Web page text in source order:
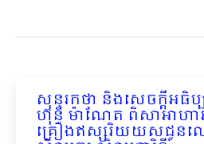
សុន្ទរកថា និងសេចក្ដីអធិ
ហ៊ុន ម៉ាណែត ពិសាអាហា
គ្រឿងឥស្សរិយយសជូនលោ